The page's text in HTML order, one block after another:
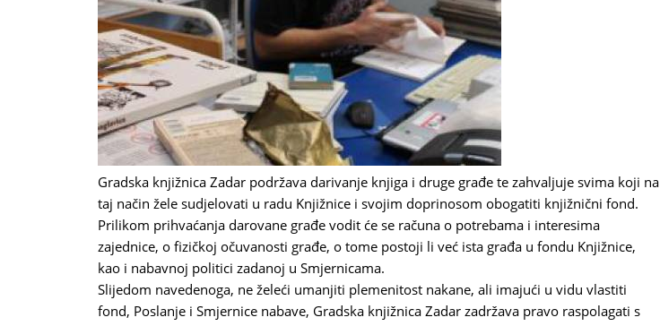
Gradska knjižnica Zadar podržava darivanje knjiga i druge građe te zahvaljuje svima koji na
taj način žele sudjelovati u radu Knjižnice i svojim doprinosom obogatiti knjižnični fond.
Prilikom prihvaćanja darovane građe vodit će se računa o potrebama i interesima
zajednice, o fizičkoj očuvanosti građe, o tome postoji li već ista građa u fondu Knjižnice,
kao i nabavnoj politici zadanoj u Smjernicama.
Slijedom navedenoga, ne želeći umanjiti plemenitost nakane, ali imajući u vidu vlastiti
fond, Poslanje i Smjernice nabave, Gradska knjižnica Zadar zadržava pravo raspolagati s